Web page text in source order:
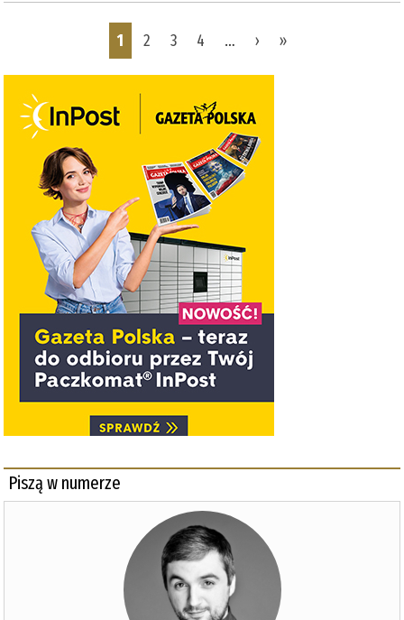
1 2 3 4 … › »
Piszą w numerze